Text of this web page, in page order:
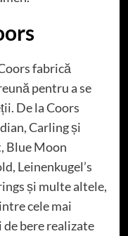
fabrică
pentru a se
De la Coors
Carling și
Blue Moon
Leinenkugel’s
și multe altele,
cele mai
bere realizate